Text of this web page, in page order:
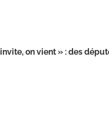
on vient » : des